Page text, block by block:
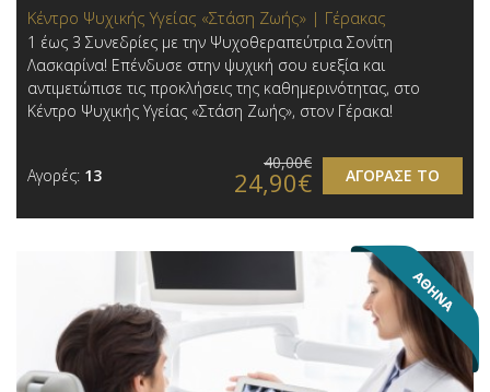
Κέντρο Ψυχικής Υγείας «Στάση Ζωής» | Γέρακας
1 έως 3 Συνεδρίες με την Ψυχοθεραπεύτρια Σονίτη
Λασκαρίνα ! Επένδυσε στην ψυχική σου ευεξία και
αντιμετώπισε τις προκλήσεις της καθημερινότητας, στο
Κέντρο Ψυχικής Υγείας «Στάση Ζωής», στον Γέρακα!
Αγορές: 13 ΑΓΟΡΑΣΕ ΤΟ
40,00€
24,90€